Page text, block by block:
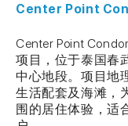
Center Point
Center Point
项目，位于泰国春
中心地段。项目地
生活配套及海滩，
围的居住体验，适